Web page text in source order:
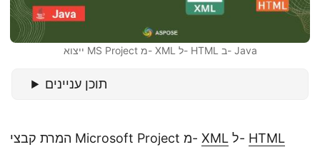
ייצוא MS Project מ- XML ל- HTML ב- Java
תוכן עניינים
המרת קבצי Microsoft Project מ- XML ל- HTML